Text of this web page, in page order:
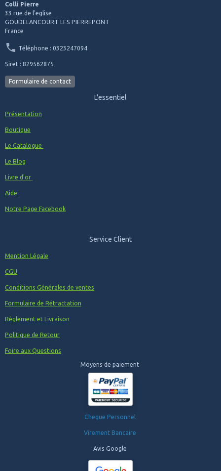
Colli Pierre
33 rue de l'eglise
GOUDELANCOURT LES PIERREPONT
France
Téléphone : 0323247094
Siret : 829562875
Formulaire de contact
L'essentiel
Présentation
Boutique
Le Catalogue
Le Blog
Livre d'or
Aide
Notre Page Facebook
Service Client
Mention Légale
CGU
Conditions Générales de ventes
Formulaire de Rétractation
Règlement et Livraison
Politique de Retour
Foire aux Questions
Moyens de paiement
Cheque Personnel
Virement Bancaire
Avis Google